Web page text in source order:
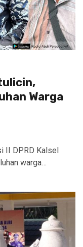
Warga
II DPRD Kalsel
warga…